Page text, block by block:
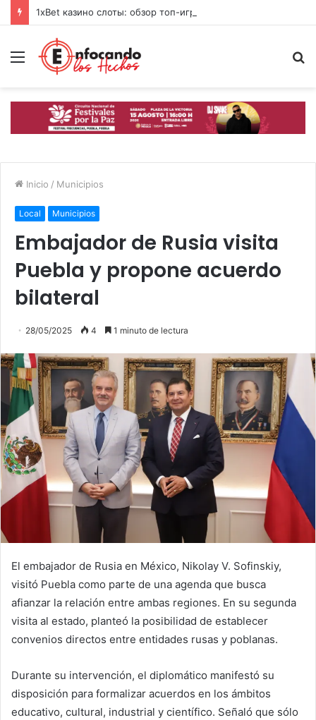
Menú
Inicio / Municipios
Local Municipios
Embajador de Rusia visita
Puebla y propone acuerdo
bilateral
28/05/2025 4 1 minuto de lectura
El embajador de Rusia en México, Nikolay V. Sofinskiy,
visitó Puebla como parte de una agenda que busca
afianzar la relación entre ambas regiones. En su segunda
visita al estado, planteó la posibilidad de establecer
convenios directos entre entidades rusas y poblanas.
Durante su intervención, el diplomático manifestó su
disposición para formalizar acuerdos en los ámbitos
educativo, cultural, industrial y científico. Señaló que sólo